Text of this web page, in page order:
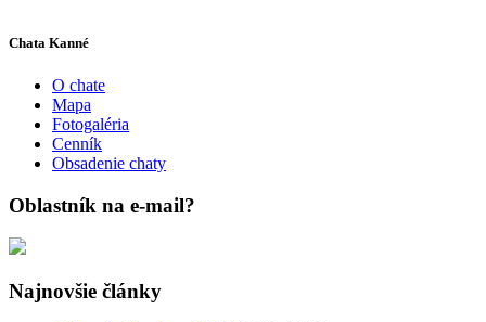
Chata Kanné
O chate
Mapa
Fotogaléria
Cenník
Obsadenie chaty
Oblastník na e-mail?
Najnovšie články